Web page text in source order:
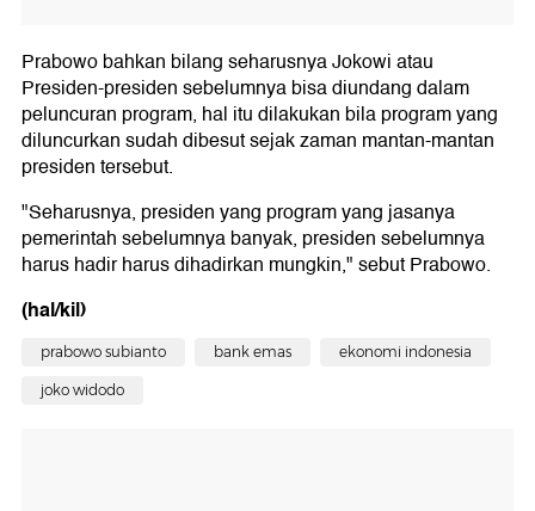
Prabowo bahkan bilang seharusnya Jokowi atau
Presiden-presiden sebelumnya bisa diundang dalam
peluncuran program, hal itu dilakukan bila program yang
diluncurkan sudah dibesut sejak zaman mantan-mantan
presiden tersebut.
"Seharusnya, presiden yang program yang jasanya
pemerintah sebelumnya banyak, presiden sebelumnya
harus hadir harus dihadirkan mungkin," sebut Prabowo.
(hal/kil)
prabowo subianto bank emas ekonomi indonesia
joko widodo